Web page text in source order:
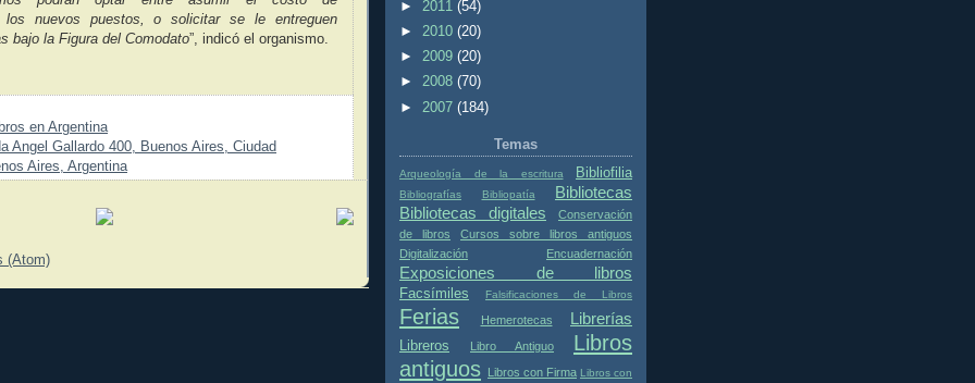
los nuevos puestos, o solicitar se le entreguen
bajo la Figura del Comodato”, indicó el organismo.
en Argentina
Angel Gallardo 400, Buenos Aires, Ciudad
Aires, Argentina
(Atom)
► 2011 (54)
► 2010 (20)
► 2009 (20)
► 2008 (70)
► 2007 (184)
Temas
Arqueología de la escritura Bibliofilia
Bibliografías Bibliopatía
Bibliotecas
Bibliotecas digitales
Conservación
de libros
Cursos sobre libros antiguos
Digitalización
Encuadernación
Exposiciones de libros
Facsímiles Falsificaciones de Libros
Ferias Hemerotecas Librerías
Libreros Libro Antiguo
Libros
antiguos Libros con Firma Libros con